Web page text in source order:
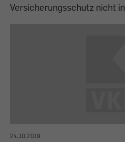
Versicherungsschutz nicht
24.10.2019